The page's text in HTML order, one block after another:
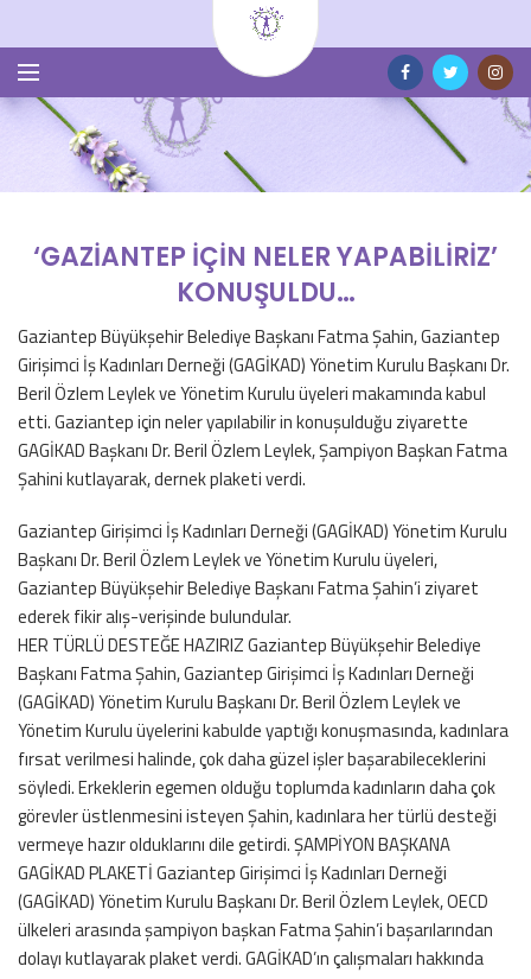
‘GAZİANTEP İÇİN NELER YAPABİLİRİZ’
KONUŞULDU…
Gaziantep Büyükşehir Belediye Başkanı Fatma Şahin, Gaziantep
Girişimci İş Kadınları Derneği (GAGİKAD) Yönetim Kurulu Başkanı Dr.
Beril Özlem Leylek ve Yönetim Kurulu üyeleri makamında kabul
etti. Gaziantep için neler yapılabilir in konuşulduğu ziyarette
GAGİKAD Başkanı Dr. Beril Özlem Leylek, Şampiyon Başkan Fatma
Şahini kutlayarak, dernek plaketi verdi.
Gaziantep Girişimci İş Kadınları Derneği (GAGİKAD) Yönetim Kurulu
Başkanı Dr. Beril Özlem Leylek ve Yönetim Kurulu üyeleri,
Gaziantep Büyükşehir Belediye Başkanı Fatma Şahin’i ziyaret
ederek fikir alış-verişinde bulundular.
HER TÜRLÜ DESTEĞE HAZIRIZ Gaziantep Büyükşehir Belediye
Başkanı Fatma Şahin, Gaziantep Girişimci İş Kadınları Derneği
(GAGİKAD) Yönetim Kurulu Başkanı Dr. Beril Özlem Leylek ve
Yönetim Kurulu üyelerini kabulde yaptığı konuşmasında, kadınlara
fırsat verilmesi halinde, çok daha güzel işler başarabileceklerini
söyledi. Erkeklerin egemen olduğu toplumda kadınların daha çok
görevler üstlenmesini isteyen Şahin, kadınlara her türlü desteği
vermeye hazır olduklarını dile getirdi. ŞAMPİYON BAŞKANA
GAGİKAD PLAKETİ Gaziantep Girişimci İş Kadınları Derneği
(GAGİKAD) Yönetim Kurulu Başkanı Dr. Beril Özlem Leylek, OECD
ülkeleri arasında şampiyon başkan Fatma Şahin’i başarılarından
dolayı kutlayarak plaket verdi. GAGİKAD’ın çalışmaları hakkında